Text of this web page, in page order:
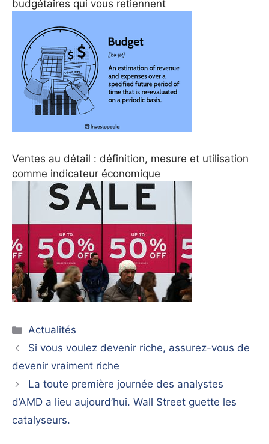
budgétaires qui vous retiennent
Ventes au détail : définition, mesure et utilisation
comme indicateur économique
Catégories
Actualités
Si vous voulez devenir riche, assurez-vous de
devenir vraiment riche
La toute première journée des analystes
d’AMD a lieu aujourd’hui. Wall Street guette les
catalyseurs.